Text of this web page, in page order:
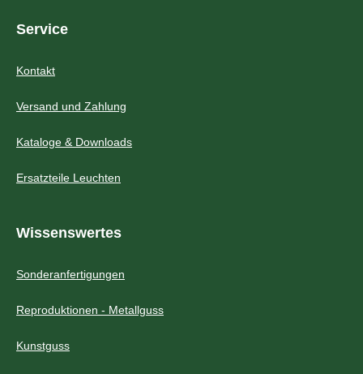
Service
Kontakt
Versand und Zahlung
Kataloge & Downloads
Ersatzteile Leuchten
Wissenswertes
Sonderanfertigungen
Reproduktionen - Metallguss
Kunstguss